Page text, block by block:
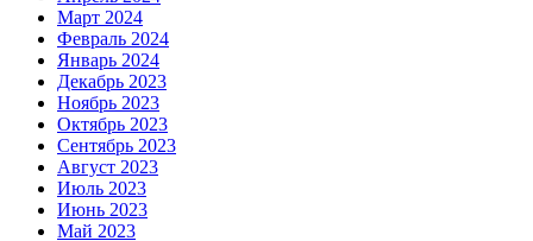
Март 2024
Февраль 2024
Январь 2024
Декабрь 2023
Ноябрь 2023
Октябрь 2023
Сентябрь 2023
Август 2023
Июль 2023
Июнь 2023
Май 2023